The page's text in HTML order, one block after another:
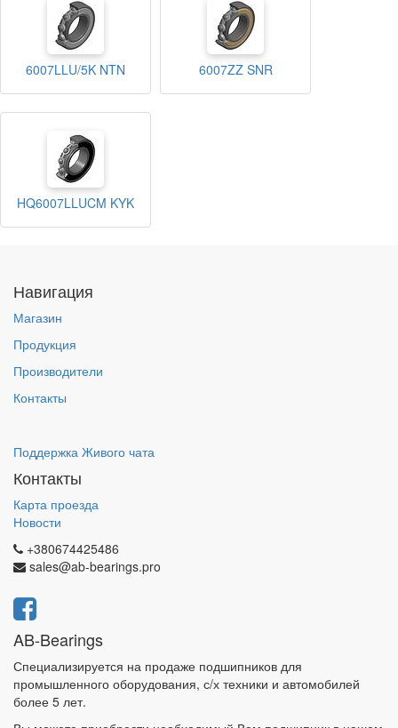
6007LLU/5K NTN 6007ZZ SNR
HQ6007LLUCM KYK
Навигация
Магазин
Продукция
Производители
Контакты
Поддержка Живого чата
Контакты
Карта проезда
Новости
+380674425486
sales@ab-bearings.pro
AB-Bearings
Специализируется на продаже подшипников для
промышленного оборудования, с/х техники и автомобилей
более 5 лет.